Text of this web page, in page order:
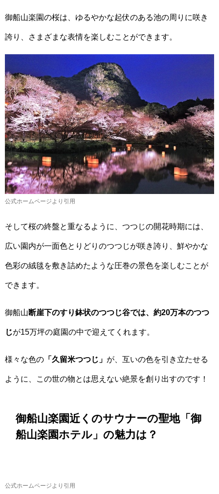
御船山楽園の桜は、ゆるやかな起伏のある池の周りに咲き
誇り、さまざまな表情を楽しむことができます。
公式ホームページより引用
そして桜の終盤と重なるように、つつじの開花時期には、
広い園内が一面色とりどりのつつじが咲き誇り、鮮やかな
色彩の絨毯を敷き詰めたような圧巻の景色を楽しむことが
できます。
御船山断崖下のすり鉢状のつつじ谷では、約20万本のつつ
じが15万坪の庭園の中で迎えてくれます。
様々な色の 「久留米つつじ」 が、互いの色を引き立たせる
ように、この世の物とは思えない絶景を創り出すのです！
御船山楽園近くのサウナーの聖地「御
船山楽園ホテル」の魅力は？
公式ホームページより引用